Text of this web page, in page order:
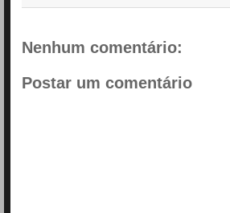
Nenhum comentário:
Postar um comentário